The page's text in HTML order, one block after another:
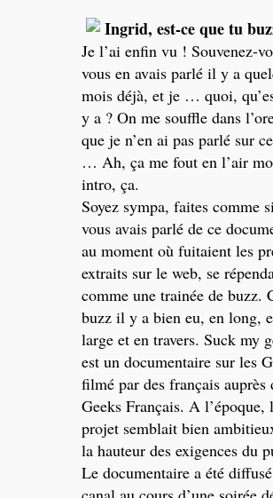
Ingrid, est-ce que tu
Je l’ai enfin vu ! Souvenez-
vous en avais parlé il y a
mois déjà, et je … quoi,
y a ? On me souffle dans
que je n’en ai pas parlé sur
… Ah, ça me fout en l’air
intro, ça.
Soyez sympa, faites comme
vous avais parlé de ce
au moment où fuitaient les
extraits sur le web, se
comme une trainée de buzz.
buzz il y a bien eu, en long,
large et en travers. Suck my
est un documentaire sur les
filmé par des français auprès
Geeks Français. A l’époque,
projet semblait bien
la hauteur des exigences du
Le documentaire a été